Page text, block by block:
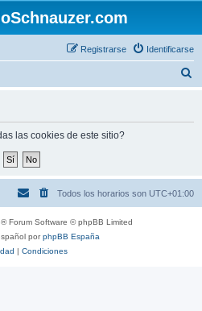
Identificarse
Registrarse
las cookies de este sitio?
Todos los horarios son UTC+01:00
® Forum Software © phpBB Limited
porphpBB España
| Condiciones